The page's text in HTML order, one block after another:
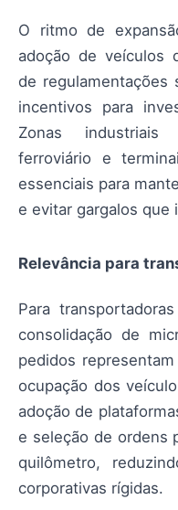
O ritmo de
adoção de veículos
de
incentivos para
Zonas industriais
ferroviário e
essenciais para
e evitar gargalos que
Relevância para
Para
consolidação de
pedidos
ocupação dos
adoção de
e seleção de ordens
quilômetro,
corporativas rígidas.